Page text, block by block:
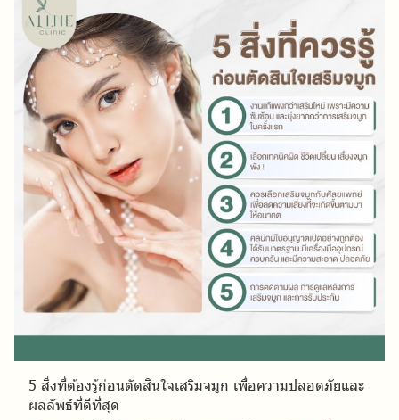
5 สิ่งที่ต้องรู้ก่อนตัดสินใจเสริมจมูก เพื่อความปลอดภัยและ
ผลลัพธ์ที่ดีที่สุด